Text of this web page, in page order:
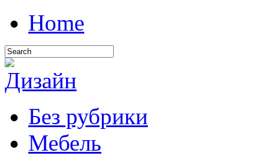
Home
Без рубрики
Мебель